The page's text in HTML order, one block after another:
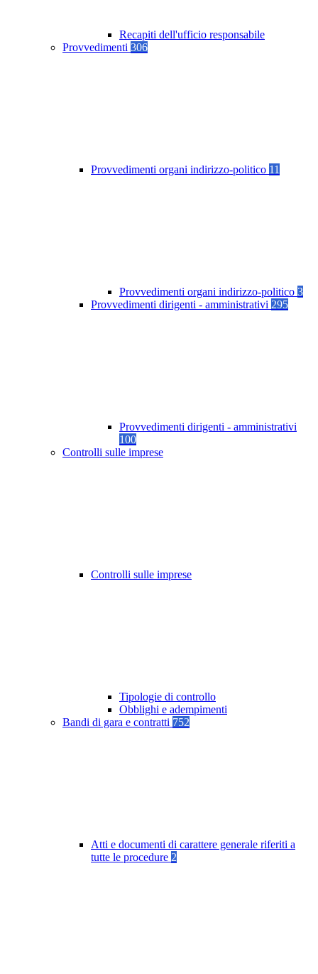
Recapiti dell'ufficio responsabile
Provvedimenti 306
Provvedimenti organi indirizzo-politico 11
Provvedimenti organi indirizzo-politico 3
Provvedimenti dirigenti - amministrativi 295
Provvedimenti dirigenti - amministrativi
100
Controlli sulle imprese
Controlli sulle imprese
Tipologie di controllo
Obblighi e adempimenti
Bandi di gara e contratti 752
Atti e documenti di carattere generale riferiti a
tutte le procedure 2